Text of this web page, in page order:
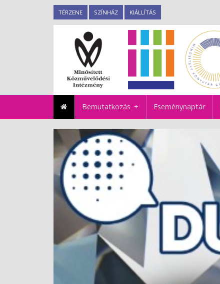
TÉRZENE SZÍNHÁZ KIÁLLÍTÁS
Bemutatkozás Eseménynaptár